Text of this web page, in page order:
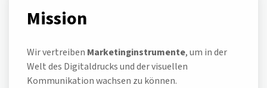
Mission
Wir vertreiben Marketinginstrumente, um in der
Welt des Digitaldrucks und der visuellen
Kommunikation wachsen zu können.